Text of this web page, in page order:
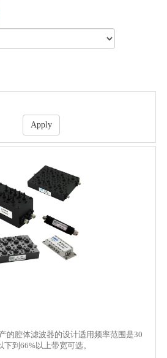
Apply
的腔体滤波器的设计适用频率范围是30
到66%以上带宽可选。